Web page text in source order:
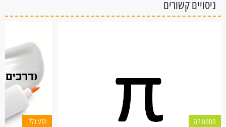
ניסויים קשורים
מתמטיקה מדע כללי